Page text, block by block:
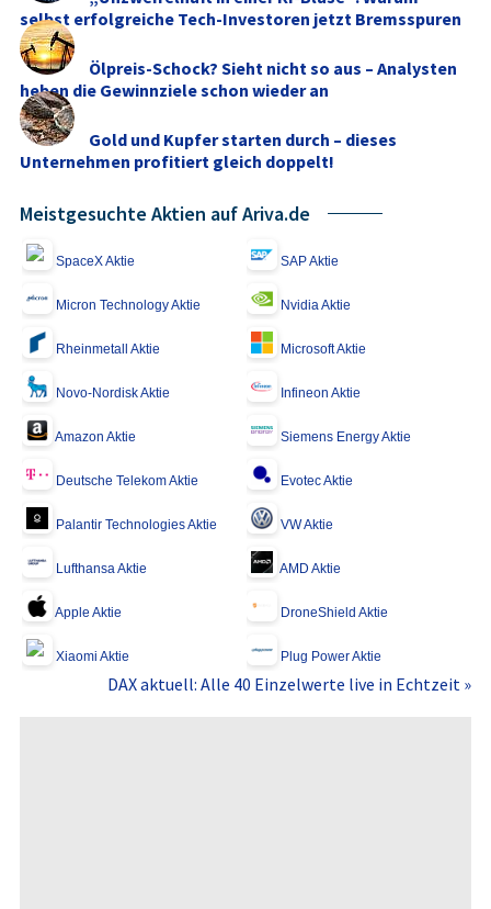
selbst erfolgreiche Tech-Investoren jetzt Bremsspuren
...
Ölpreis-Schock? Sieht nicht so aus – Analysten
heben die Gewinnziele schon wieder an
Gold und Kupfer starten durch – dieses
Unternehmen profitiert gleich doppelt!
Meistgesuchte Aktien auf Ariva.de
SpaceX Aktie SAP Aktie
Micron Technology Aktie Nvidia Aktie
Rheinmetall Aktie Microsoft Aktie
Novo-Nordisk Aktie Infineon Aktie
Amazon Aktie Siemens Energy Aktie
Deutsche Telekom Aktie Evotec Aktie
Palantir Technologies Aktie VW Aktie
Lufthansa Aktie AMD Aktie
Apple Aktie DroneShield Aktie
Xiaomi Aktie Plug Power Aktie
DAX aktuell: Alle 40 Einzelwerte live in Echtzeit »